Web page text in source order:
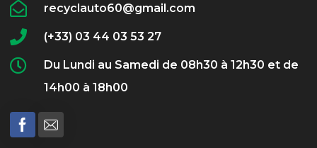
recyclauto60@gmail.com
(+33) 03 44 03 53 27
Du Lundi au Samedi de 08h30 à 12h30 et de
14h00 à 18h00